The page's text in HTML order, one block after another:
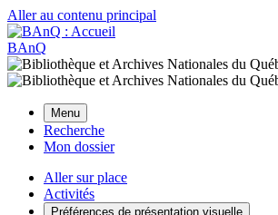
Aller au contenu principal
BAnQ
Menu
Recherche
Mon dossier
Aller sur place
Activités
Préférences de présentation visuelle